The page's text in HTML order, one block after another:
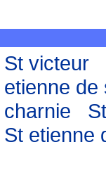
St victeur
etienne de
charnie
St etienne